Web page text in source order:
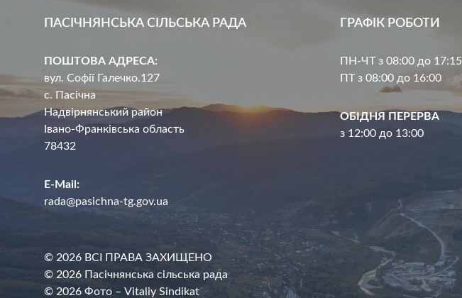
ПАСІЧНЯНСЬКА СІЛЬСЬКА РАДА
ПОШТОВА АДРЕСА:
вул. Софії Галечко.127
с. Пасічна
Надвірнянський район
Івано-Франківська область
78432
E-Mail:
rada@pasichna-tg.gov.ua
ГРАФІК РОБОТИ
ПН-ЧТ з 08:00 до 17:15
ПТ з 08:00 до 16:00
ОБІДНЯ ПЕРЕРВА
з 12:00 до 13:00
© 2026 ВСІ ПРАВА ЗАХИЩЕНО
© 2026 Пасічнянська сільська рада
© 2026 Фото – Vitaliy Sindikat